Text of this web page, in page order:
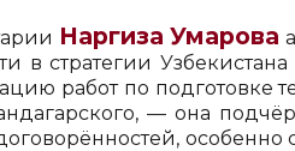
Наргиза Умарова
в стратегии
работ по подготовке
— она